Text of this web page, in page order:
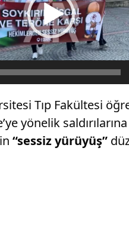
Tıp Fakültesi
yönelik
“sessiz yürüyüş”